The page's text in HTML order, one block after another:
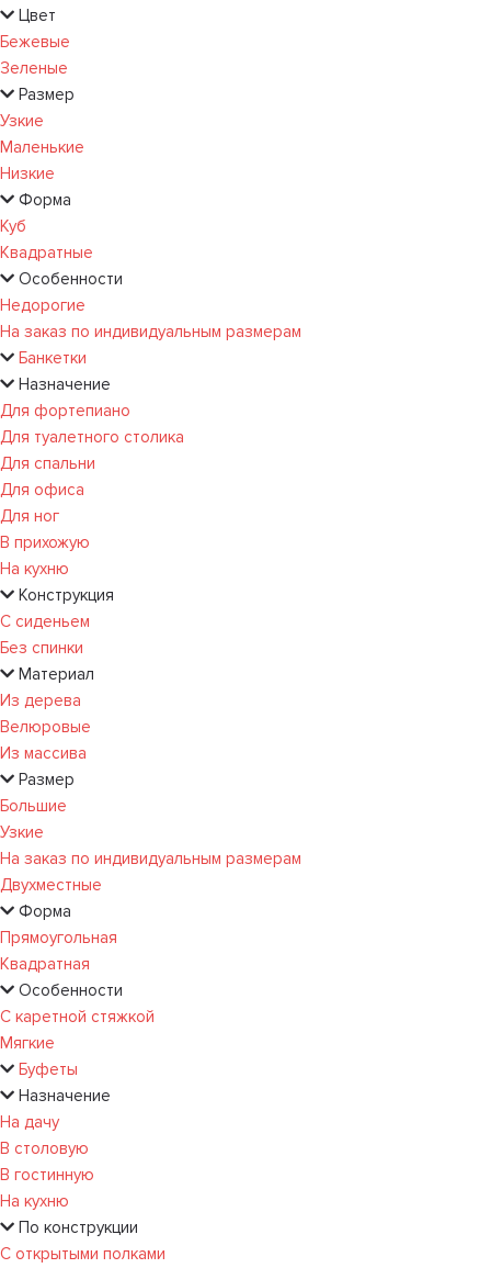
Цвет
Бежевые
Зеленые
Размер
Узкие
Маленькие
Низкие
Форма
Куб
Квадратные
Особенности
Недорогие
На заказ по индивидуальным размерам
Банкетки
Назначение
Для фортепиано
Для туалетного столика
Для спальни
Для офиса
Для ног
В прихожую
На кухню
Конструкция
С сиденьем
Без спинки
Материал
Из дерева
Велюровые
Из массива
Размер
Большие
Узкие
На заказ по индивидуальным размерам
Двухместные
Форма
Прямоугольная
Квадратная
Особенности
С каретной стяжкой
Мягкие
Буфеты
Назначение
На дачу
В столовую
В гостинную
На кухню
По конструкции
С открытыми полками